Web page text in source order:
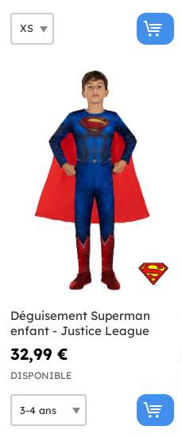
Déguisement Superman
enfant - Justice League
32,99 €
DISPONIBLE